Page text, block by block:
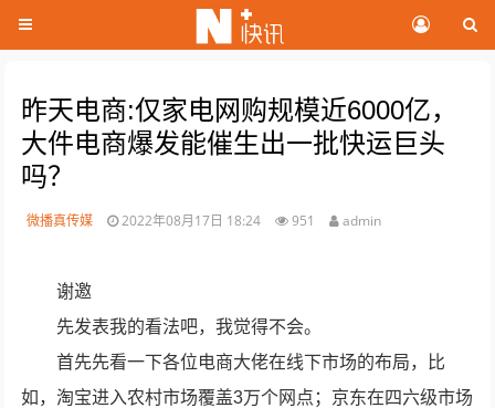
昨天电商:仅家电网购规模近6000亿，
大件电商爆发能催生出一批快运巨头
吗？
微播真传媒 2022年08月17日 18:24 951 admin
谢邀
先发表我的看法吧，我觉得不会。
首先先看一下各位电商大佬在线下市场的布局，比
如，淘宝进入农村市场覆盖3万个网点；京东在四六级市场